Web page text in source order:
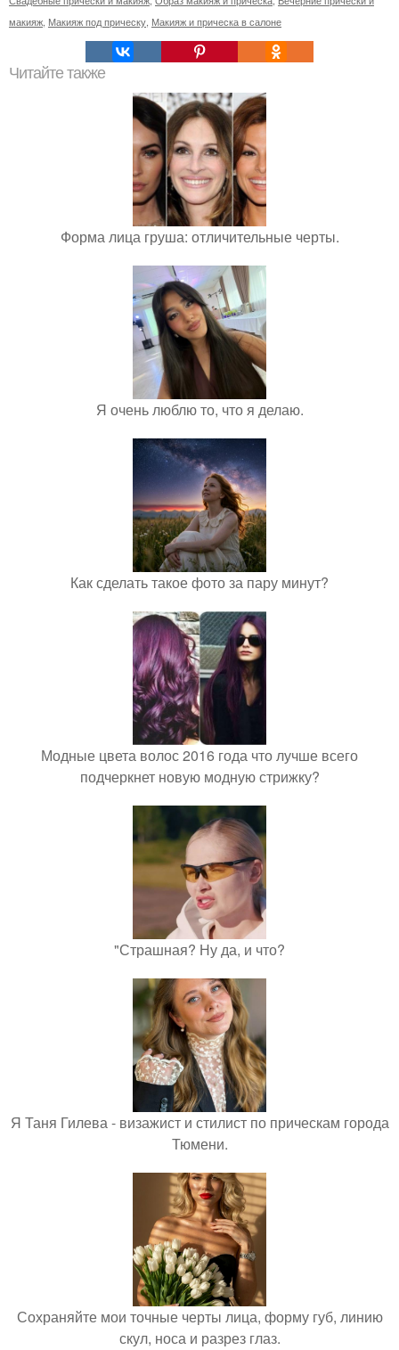
макияж Макияж под прическу Макияж и прическа в салоне
Читайте также
Форма лица груша: отличительные черты.
Я очень люблю то, что я делаю.
Как сделать такое фото за пару минут?
Модные цвета волос 2016 года что лучше всего
подчеркнет новую модную стрижку?
"Страшная? Ну да, и что?
Я Таня Гилева - визажист и стилист по прическам города
Тюмени.
Сохраняйте мои точные черты лица, форму губ, линию
скул, носа и разрез глаз.